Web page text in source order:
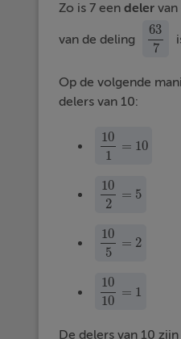
Zo is 7 eendeler
van de deling
63
7
637
Op de volgende
delers van 10:
10
1
= 10
10 1=10
10
2
= 5
10 2= 5
10
5
= 2
10 5= 2
10
10
= 1
1010=1
De delers van 10